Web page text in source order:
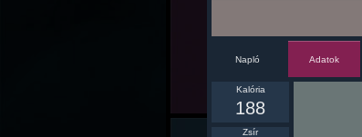
Napló Adatok
Kalória
188
Zsír